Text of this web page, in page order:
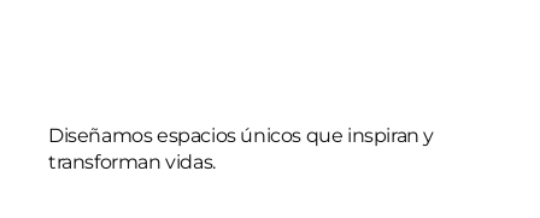
Diseñamos espacios únicos que inspiran y
transforman vidas.